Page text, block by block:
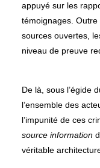
appuyé sur les
témoignages. Outre
sources ouvertes,
niveau de preuve
De là, sous l’égide
l’ensemble des
l’impunité de ces
source information
véritable